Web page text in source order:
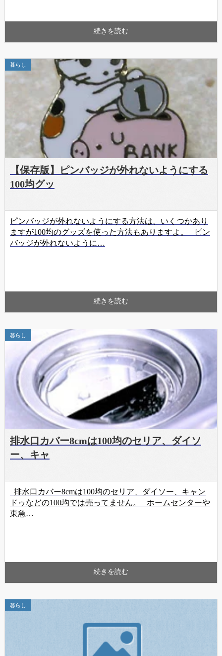
続きを読む
暮らし
【保存版】ピンバッジが外れないようにする
100均グッ
ピンバッジが外れないようにする方法は、いくつかあり
ますが100均のグッズを使った方法もありますよ。 ピン
バッジが外れないように…
続きを読む
暮らし
排水口カバー8cmは100均のセリア、ダイソ
ー、キャ
排水口カバー8cmは100均のセリア、ダイソー、キャン
ドゥなどの100均では売ってません。 ホームセンターや
東急…
続きを読む
暮らし